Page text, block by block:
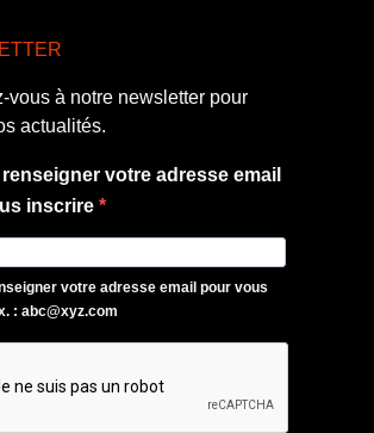
vous à notre newsletter pour
actualités.
votre adresse email
inscrire
votre adresse email pour vous
: abc@xyz.com